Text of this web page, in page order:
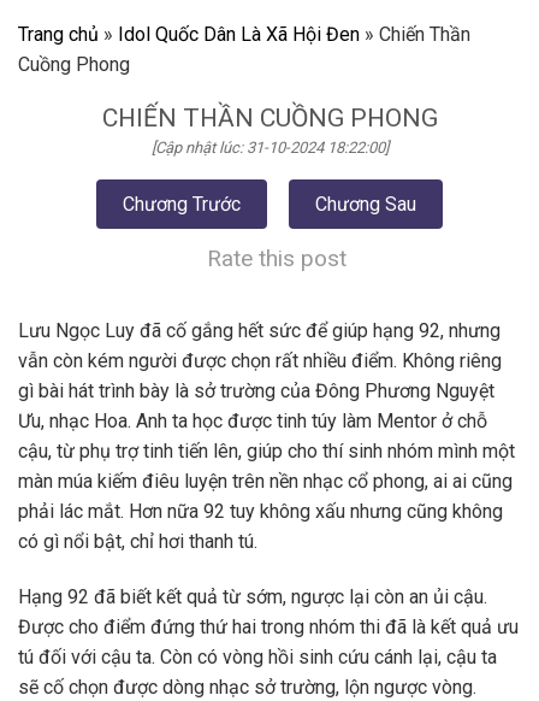
Trang chủ » Idol Quốc Dân Là Xã Hội Đen » Chiến Thần
Cuồng Phong
CHIẾN THẦN CUỒNG PHONG
[Cập nhật lúc: 31-10-2024 18:22:00]
Chương Trước Chương Sau
Rate this post
Lưu Ngọc Luy đã cố gắng hết sức để giúp hạng 92, nhưng
vẫn còn kém người được chọn rất nhiều điểm. Không riêng
gì bài hát trình bày là sở trường của Đông Phương Nguyệt
Ưu, nhạc Hoa. Anh ta học được tinh túy làm Mentor ở chỗ
cậu, từ phụ trợ tinh tiến lên, giúp cho thí sinh nhóm mình một
màn múa kiếm điêu luyện trên nền nhạc cổ phong, ai ai cũng
phải lác mắt. Hơn nữa 92 tuy không xấu nhưng cũng không
có gì nổi bật, chỉ hơi thanh tú.
Hạng 92 đã biết kết quả từ sớm, ngược lại còn an ủi cậu.
Được cho điểm đứng thứ hai trong nhóm thi đã là kết quả ưu
tú đối với cậu ta. Còn có vòng hồi sinh cứu cánh lại, cậu ta
sẽ cố chọn được dòng nhạc sở trường, lộn ngược vòng.